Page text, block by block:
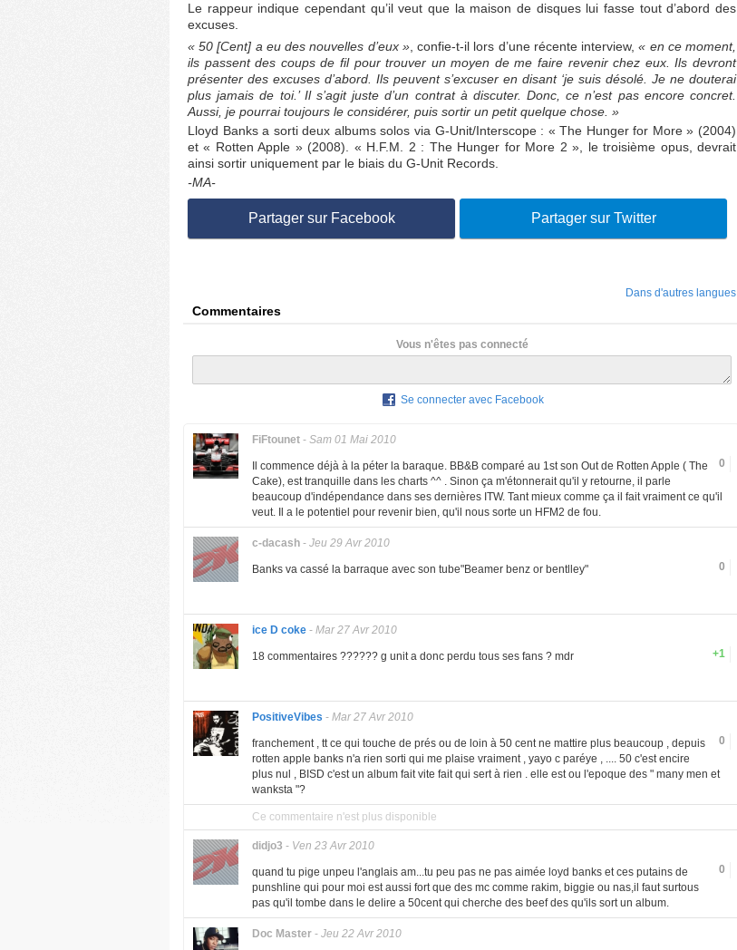
Le rappeur indique cependant qu’il veut que la maison de disques lui fasse tout d’abord des
excuses.
« 50 [Cent] a eu des nouvelles d’eux », confie-t-il lors d’une récente interview,« en ce moment,
ils passent des coups de fil pour trouver un moyen de me faire revenir chez eux. Ils devront
présenter des excuses d’abord. Ils peuvent s’excuser en disant ‘je suis désolé. Je ne douterai
plus jamais de toi.’ Il s’agit juste d’un contrat à discuter. Donc, ce n’est pas encore concret.
Aussi, je pourrai toujours le considérer, puis sortir un petit quelque chose. »
Lloyd Banks a sorti deux albums solos via G-Unit/Interscope : « The Hunger for More » (2004)
et « Rotten Apple » (2008). « H.F.M. 2 : The Hunger for More 2 », le troisième opus, devrait
ainsi sortir uniquement par le biais du G-Unit Records.
-MA-
Partager sur Facebook Partager sur Twitter
Dans d'autres langues
Commentaires
Vous n'êtes pas connecté
Se connecter avec Facebook
FiFtounet - Sam 01 Mai 2010
0
Il commence déjà à la péter la baraque. BB&B comparé au 1st son Out de Rotten Apple ( The
Cake), est tranquille dans les charts ^^ . Sinon ça m'étonnerait qu'il y retourne, il parle
beaucoup d'indépendance dans ses dernières ITW. Tant mieux comme ça il fait vraiment ce qu'il
veut. Il a le potentiel pour revenir bien, qu'il nous sorte un HFM2 de fou.
c-dacash - Jeu 29 Avr 2010
0
Banks va cassé la barraque avec son tube"Beamer benz or bentlley"
ice D coke - Mar 27 Avr 2010
+1
18 commentaires ?????? g unit a donc perdu tous ses fans ? mdr
PositiveVibes - Mar 27 Avr 2010
0
franchement , tt ce qui touche de prés ou de loin à 50 cent ne mattire plus beaucoup , depuis
rotten apple banks n'a rien sorti qui me plaise vraiment , yayo c paréye , .... 50 c'est encire
plus nul , BISD c'est un album fait vite fait qui sert à rien . elle est ou l'epoque des " many men et
wanksta "?
Ce commentaire n'est plus disponible
didjo3 - Ven 23 Avr 2010
0
quand tu pige unpeu l'anglais am...tu peu pas ne pas aimée loyd banks et ces putains de
punshline qui pour moi est aussi fort que des mc comme rakim, biggie ou nas,il faut surtous
pas qu'il tombe dans le delire a 50cent qui cherche des beef des qu'ils sort un album.
Doc Master - Jeu 22 Avr 2010